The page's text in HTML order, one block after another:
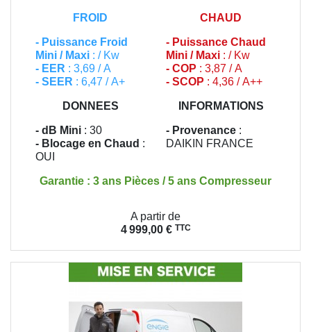
FROID
- Puissance Froid
Mini / Maxi : / Kw
- EER : 3,69 / A
- SEER : 6,47 / A+
CHAUD
- Puissance Chaud
Mini / Maxi : / Kw
- COP : 3,87 / A
- SCOP : 4,36 / A++
DONNEES
- dB Mini : 30
- Blocage en Chaud :
OUI
INFORMATIONS
- Provenance :
DAIKIN FRANCE
Garantie : 3 ans Pièces / 5 ans Compresseur
A partir de
4 999,00 € TTC